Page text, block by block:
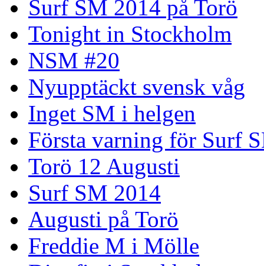
Surf SM 2014 på Torö
Tonight in Stockholm
NSM #20
Nyupptäckt svensk våg
Inget SM i helgen
Första varning för Surf
Torö 12 Augusti
Surf SM 2014
Augusti på Torö
Freddie M i Mölle